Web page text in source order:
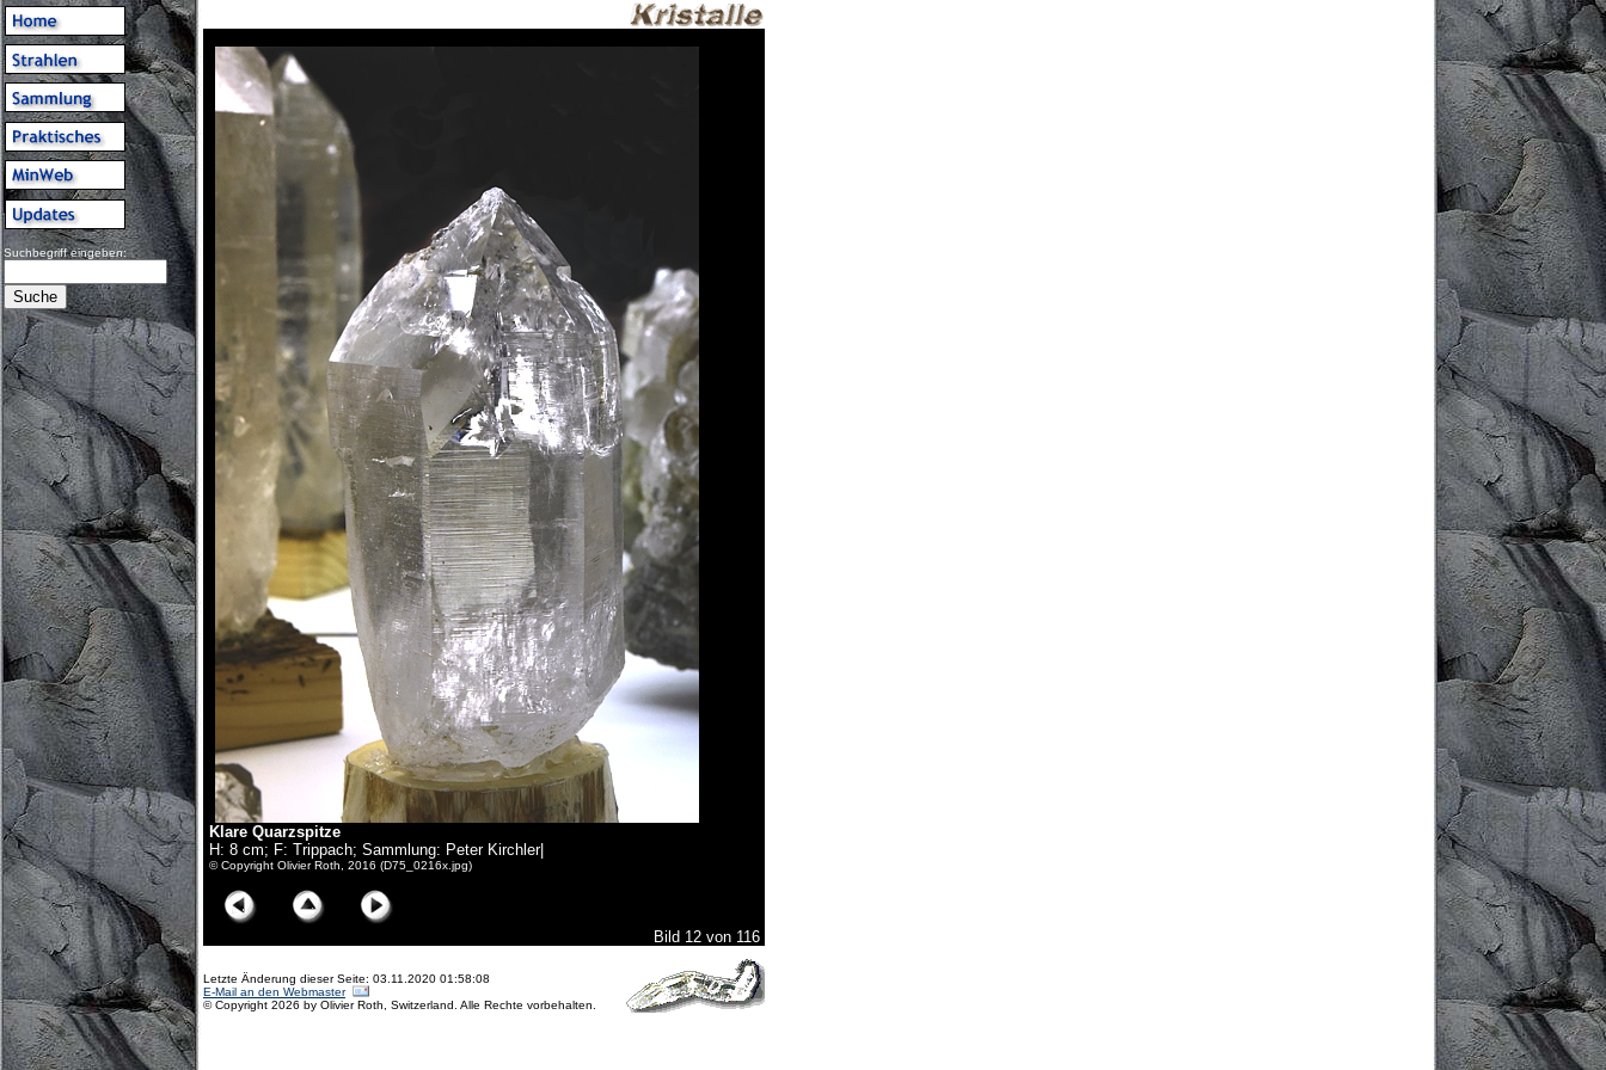
Suchbegriff eingeben:
Klare Quarzspitze
H: 8 cm; F: Trippach; Sammlung: Peter Kirchler|
© Copyright Olivier Roth, 2016 (D75_0216x.jpg)
Bild 12 von 116
Letzte Änderung dieser Seite: 03.11.2020 01:58:08
E-Mail an den Webmaster
© Copyright 2026 by Olivier Roth, Switzerland. Alle Rechte vorbehalten.